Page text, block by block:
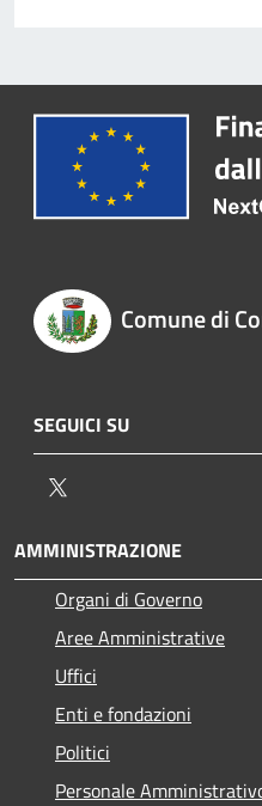
Comune di
SEGUICI SU
AMMINISTRAZIONE
Organi di Governo
Aree Amministrative
Uffici
Enti e fondazioni
Politici
Personale